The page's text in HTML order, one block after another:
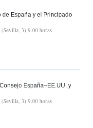
de España y el Principado
3) 9.00 horas
España–EE.UU. y
3) 9.00 horas